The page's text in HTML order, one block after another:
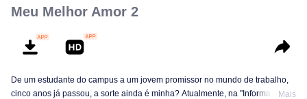
Meu Melhor Amor 2
De um estudante do campus a um jovem promissor no mundo de trabalho,
cinco anos já passou, a sorte ainda é minha? Atualmente, na "Informação
Mais